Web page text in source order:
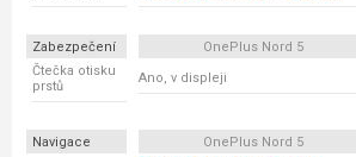
Zabezpečení OnePlus Nord 5
Čtečka otisku
prstů
Ano, v displeji
Navigace OnePlus Nord 5